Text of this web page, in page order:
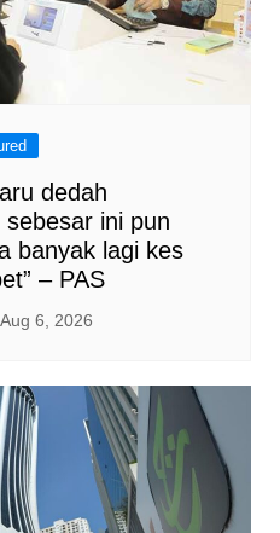
dedah
ini pun
banyak lagi kes
– PAS
Aug 6, 2026